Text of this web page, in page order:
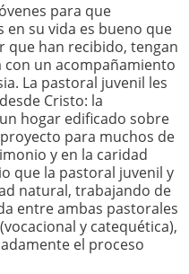
para que
su vida es bueno que
que han recibido, tengan
un acompañamiento
La pastoral juvenil les
Cristo: la
hogar edificado sobre
para muchos de
y en la caridad
que la pastoral juvenil y
natural, trabajando de
entre ambas pastorales
y catequética),
el proceso